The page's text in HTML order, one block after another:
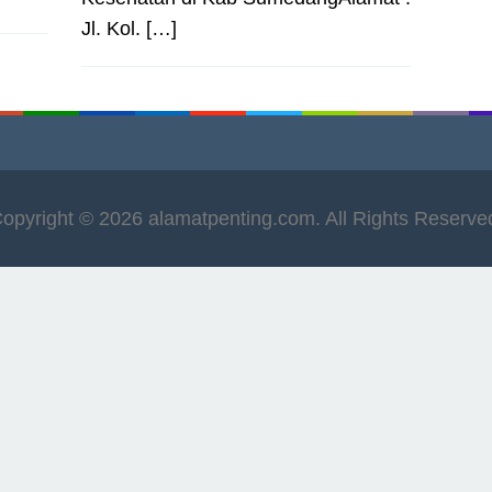
Jl. Kol. […]
© 2026 alamatpenting.com. All Rights